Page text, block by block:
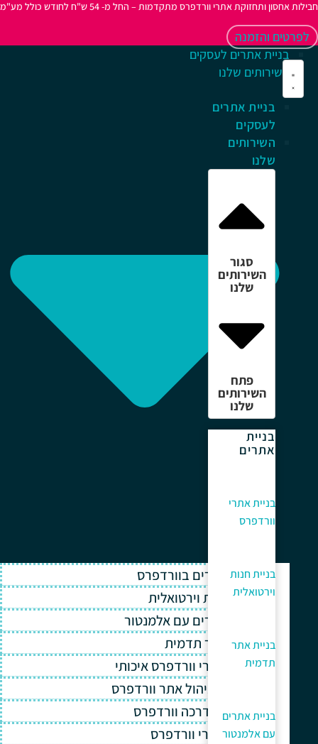
אחסון ותחזוקת אתרי וורדפרס מתקדמות – החל מ- 54 ש"ח לחודש כולל מע"מ
לפרטים והזמנה
בניית אתרים
לעסקים
השירותים
שלנו
סגור
השירותים
שלנו
פתח
השירותים
שלנו
בניית
אתרים
בניית אתרי
וורדפרס
בניית חנות
וירטואלית
בניית אתר
תדמית
בניית אתרים
עם אלמנטור
בניית אתרים לעסקים
השירותים שלנו
בניית אתרים בוורדפרס
בניית חנות וירטואלית
בניית אתרים עם אלמנטור
בניית אתר תדמית
אחסון אתרי וורדפרס איכותי
תחזוקה וניהול אתר וורדפרס
תמיכה והדרכה וורדפרס
קידום אתרי וורדפרס